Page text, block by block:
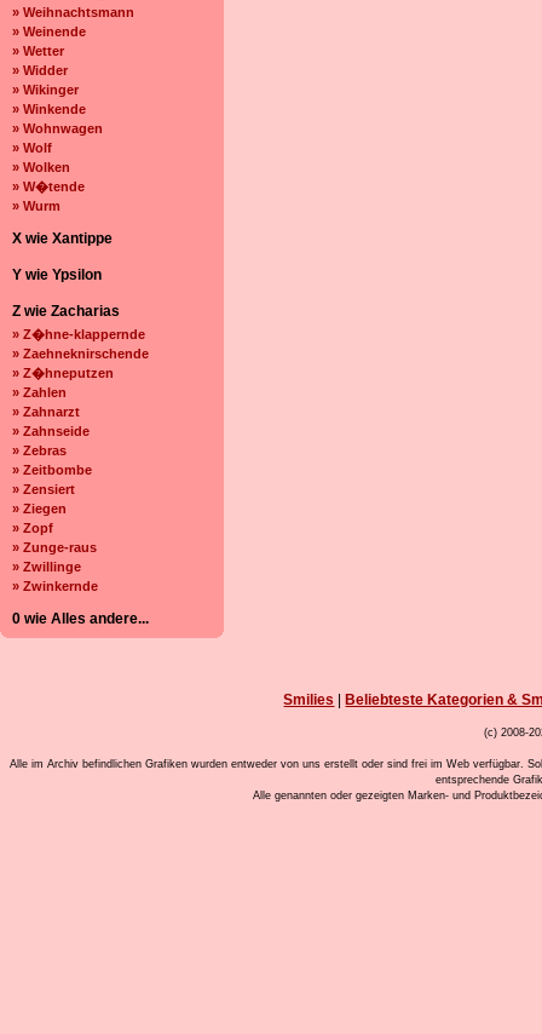
» Weihnachtsmann
» Weinende
» Wetter
» Widder
» Wikinger
» Winkende
» Wohnwagen
» Wolf
» Wolken
» W�tende
» Wurm
X wie Xantippe
Y wie Ypsilon
Z wie Zacharias
» Z�hne-klappernde
» Zaehneknirschende
» Z�hneputzen
» Zahlen
» Zahnarzt
» Zahnseide
» Zebras
» Zeitbombe
» Zensiert
» Ziegen
» Zopf
» Zunge-raus
» Zwillinge
» Zwinkernde
0 wie Alles andere...
Smilies Beliebteste Kategorien &
(c) 2008-
Alle im Archiv befindlichen Grafiken wurden entweder von uns erstellt oder sind frei im Web verfügbar.
entsprechende
Alle genannten oder gezeigten Marken- und